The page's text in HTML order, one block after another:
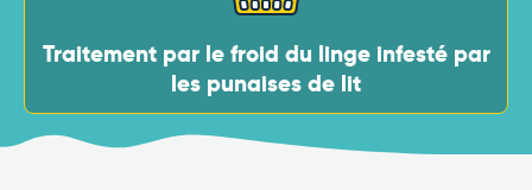
Traitement par le froid du linge infesté par
les punaises de lit